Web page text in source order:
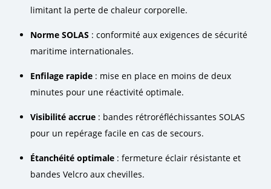
limitant la perte de chaleur corporelle.
Norme SOLAS : conformité aux exigences de sécurité
maritime internationales.
Enfilage rapide : mise en place en moins de deux
minutes pour une réactivité optimale.
Visibilité accrue : bandes rétroréfléchissantes SOLAS
pour un repérage facile en cas de secours.
Étanchéité optimale : fermeture éclair résistante et
bandes Velcro aux chevilles.